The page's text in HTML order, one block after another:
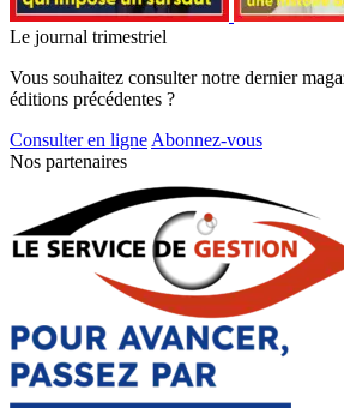
Le journal trimestriel
Vous souhaitez consulter notre dernier
éditions précédentes ?
Consulter en ligne Abonnez-vous
Nos partenaires